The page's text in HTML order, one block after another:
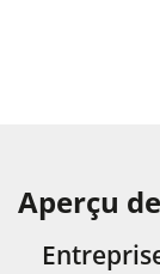
Aperçu